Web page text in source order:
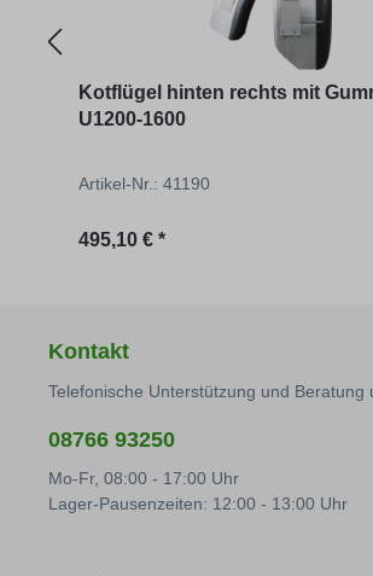
Kotflügel hinten rechts mit
U1200-1600
Artikel-Nr.: 41190
Regulärer Preis:
495,10 € *
Kontakt
Telefonische Unterstützung und Beratung
08766 93250
Mo-Fr, 08:00 - 17:00 Uhr
Lager-Pausenzeiten: 12:00 - 13:00 Uhr